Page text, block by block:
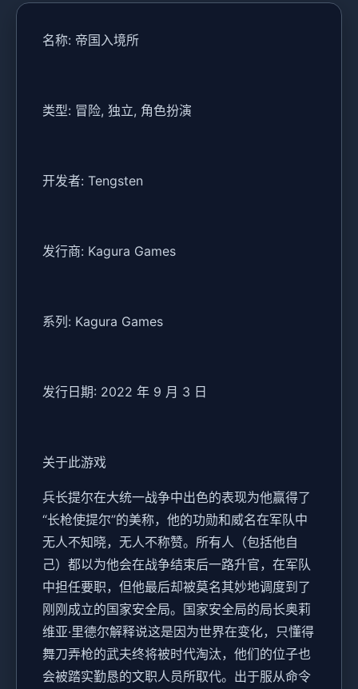
名称: 帝国入境所
类型: 冒险, 独立, 角色扮演
开发者: Tengsten
发行商: Kagura Games
系列: Kagura Games
发行日期: 2022 年 9 月 3 日
关于此游戏
兵长提尔在大统一战争中出色的表现为他赢得了
“长枪使提尔”的美称，他的功勋和威名在军队中
无人不知晓，无人不称赞。所有人（包括他自
己）都以为他会在战争结束后一路升官，在军队
中担任要职，但他最后却被莫名其妙地调度到了
刚刚成立的国家安全局。国家安全局的局长奥莉
维亚·里德尔解释说这是因为世界在变化，只懂得
舞刀弄枪的武夫终将被时代淘汰，他们的位子也
会被踏实勤恳的文职人员所取代。出于服从命令